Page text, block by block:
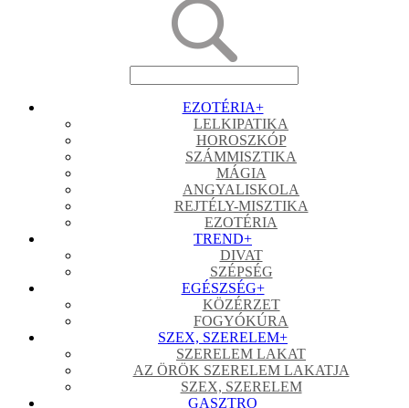
EZOTÉRIA+
LELKIPATIKA
HOROSZKÓP
SZÁMMISZTIKA
MÁGIA
ANGYALISKOLA
REJTÉLY-MISZTIKA
EZOTÉRIA
TREND+
DIVAT
SZÉPSÉG
EGÉSZSÉG+
KÖZÉRZET
FOGYÓKÚRA
SZEX, SZERELEM+
SZERELEM LAKAT
AZ ÖRÖK SZERELEM LAKATJA
SZEX, SZERELEM
GASZTRO